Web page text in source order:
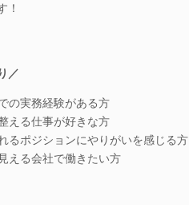
！
／
の実務経験がある方
える仕事が好きな方
るポジションにやりがいを感じる方
える会社で働きたい方